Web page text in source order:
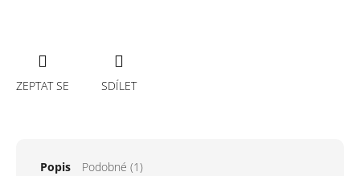
ZEPTAT SE SDÍLET
Popis Podobné (1)